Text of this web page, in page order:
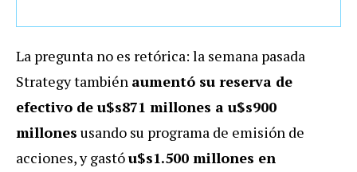
La pregunta no es retórica: la semana pasada
Strategy también aumentó su reserva de
efectivo de u$s871 millones a u$s900
millones usando su programa de emisión de
acciones, y gastóu$s1.500 millones en